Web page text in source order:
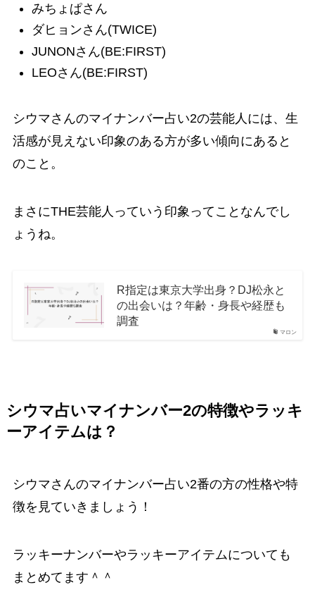
みちょぱさん
ダヒョンさん(TWICE)
JUNONさん(BE:FIRST)
LEOさん(BE:FIRST)
シウマさんのマイナンバー占い2の芸能人には、生
活感が見えない印象のある方が多い傾向にあると
のこと。
まさにTHE芸能人っていう印象ってことなんでし
ょうね。
マロン
R指定は東京大学出身？DJ松永と
の出会いは？年齢・身長や経歴も
調査
シウマ占いマイナンバー2の特徴やラッキ
ーアイテムは？
シウマさんのマイナンバー占い2番の方の性格や特
徴を見ていきましょう！
ラッキーナンバーやラッキーアイテムについても
まとめてます＾＾